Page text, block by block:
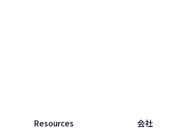
Resources 会社